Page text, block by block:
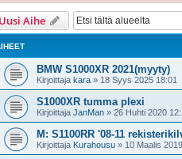
Uusi Aihe
BMW S1000XR 2021(myyty)
Kirjoittaja kara » 18 Syys 2025 18:01
S1000XR tumma plexi
Kirjoittaja JanMan » 26 Huhti 2020
M: S1100RR '08-11
Kirjoittaja Kurahousu » 10 Maalis